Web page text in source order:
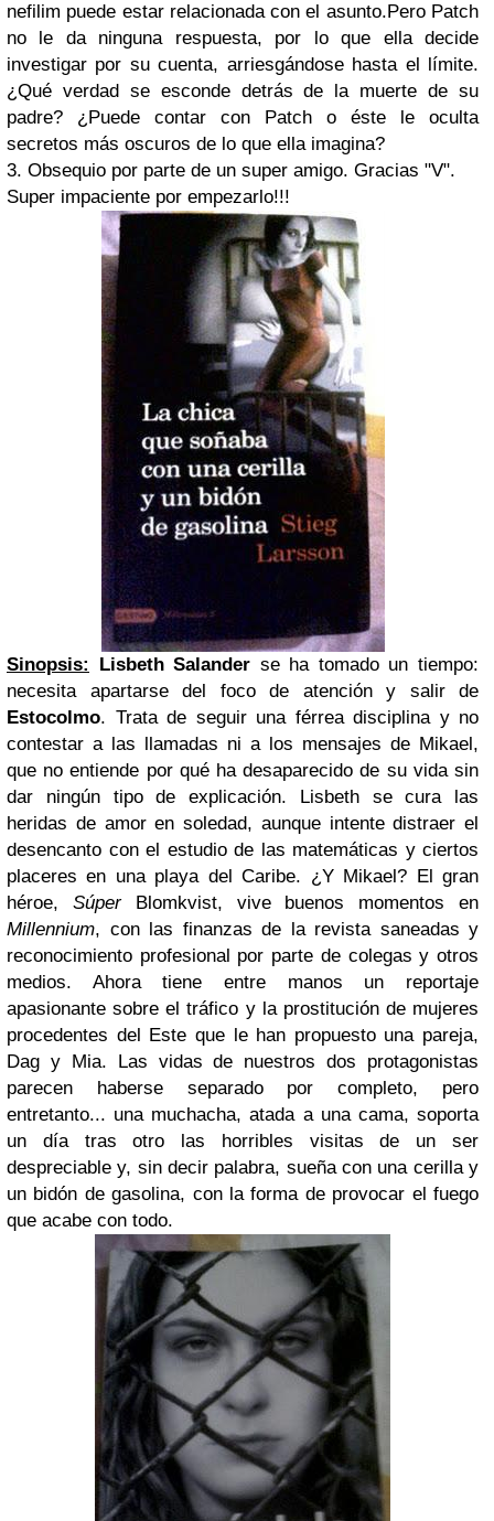
nefilim puede estar relacionada con el asunto.Pero Patch
no le da ninguna respuesta, por lo que ella decide
investigar por su cuenta, arriesgándose hasta el límite.
¿Qué verdad se esconde detrás de la muerte de su
padre? ¿Puede contar con Patch o éste le oculta
secretos más oscuros de lo que ella imagina?
3. Obsequio por parte de un super amigo. Gracias "V".
Super impaciente por empezarlo!!!
Sinopsis: Lisbeth Salander se ha tomado un tiempo:
necesita apartarse del foco de atención y salir de
Estocolmo. Trata de seguir una férrea disciplina y no
contestar a las llamadas ni a los mensajes de Mikael,
que no entiende por qué ha desaparecido de su vida sin
dar ningún tipo de explicación. Lisbeth se cura las
heridas de amor en soledad, aunque intente distraer el
desencanto con el estudio de las matemáticas y ciertos
placeres en una playa del Caribe. ¿Y Mikael? El gran
héroe, SúperBlomkvist, vive buenos momentos en
Millennium, con las finanzas de la revista saneadas y
reconocimiento profesional por parte de colegas y otros
medios. Ahora tiene entre manos un reportaje
apasionante sobre el tráfico y la prostitución de mujeres
procedentes del Este que le han propuesto una pareja,
Dag y Mia. Las vidas de nuestros dos protagonistas
parecen haberse separado por completo, pero
entretanto... una muchacha, atada a una cama, soporta
un día tras otro las horribles visitas de un ser
despreciable y, sin decir palabra, sueña con una cerilla y
un bidón de gasolina, con la forma de provocar el fuego
que acabe con todo.